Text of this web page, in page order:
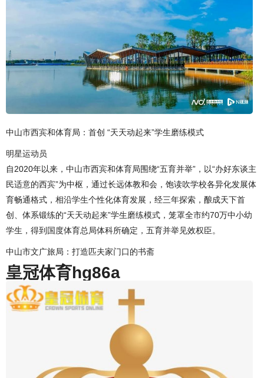
中山市西宾和体育局：首创 “天天动起来”学生磨练模式
明星运动员
自2020年以来，中山市西宾和体育局围绕“五育并举”，以“办好东谈主
民适意的西宾”为中枢，通过长远体教和会，饱读吹学校各异化发展体
育畅通格式，相沿学生个性化体育发展，经三年探索，酿成天下首
创、体系锻练的“天天动起来”学生磨练模式，笼罩全市约70万中小幼
学生，得到国度体育总局体科所确定，五育并举见效权臣。
中山市文广旅局：打造匹夫家门口的书斋
皇冠体育hg86a